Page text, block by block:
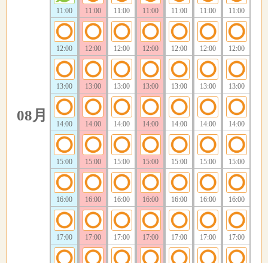
08月
11:00
12:00
13:00
14:00
15:00
16:00
17:00
11:00
12:00
13:00
14:00
15:00
16:00
17:00
11:00
12:00
13:00
14:00
15:00
16:00
17:00
11:00
12:00
13:00
14:00
15:00
16:00
17:00
11:00
12:00
13:00
14:00
15:00
16:00
17:00
11:00
12:00
13:00
14:00
15:00
16:00
17:00
11:00
12:00
13:00
14:00
15:00
16:00
17:00